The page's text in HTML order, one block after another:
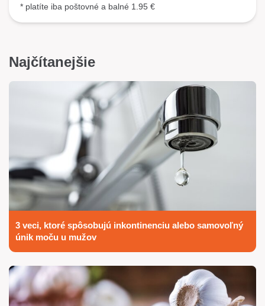
* platíte iba poštovné a balné 1.95 €
Najčítanejšie
3 veci, ktoré spôsobujú inkontinenciu alebo samovoľný
únik moču u mužov